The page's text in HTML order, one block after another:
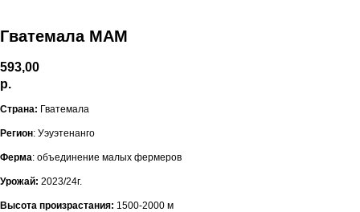
Гватемала МАМ
593,00
р.
Страна: Гватемала
Регион: Уэуэтенанго
Ферма: объединение малых фермеров
Урожай: 2023/24г.
Высота произрастания: 1500-2000 м